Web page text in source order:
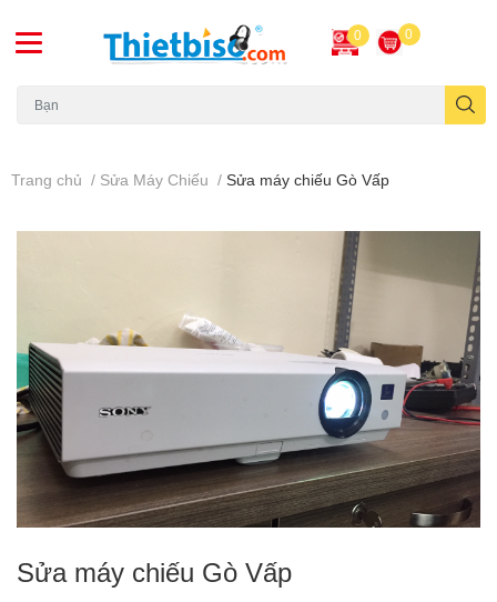
0 0
Trang chủ / Sửa Máy Chiếu / Sửa máy chiếu Gò Vấp
Sửa máy chiếu Gò Vấp